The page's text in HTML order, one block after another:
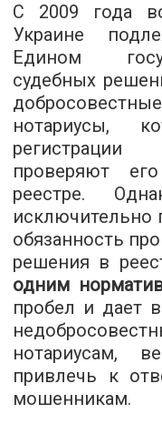
С 2009 года
Украине
Едином
судебных
нотариусы,
проверяют
реестре.
исключительно
обязанность
решения в
одним
пробел и дает
нотариусам,
привлечь к
мошенникам.